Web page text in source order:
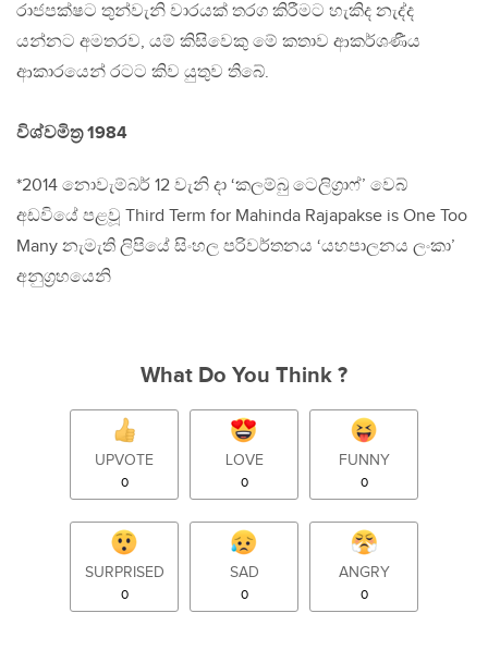
රාජපක්ෂට තුන්වැනි වාරයක් තරග කිරීමට හැකිද නැද්ද
යන්නට අමතරව, යම් කිසිවෙකු මේ කතාව ආකර්ශණීය
ආකාරයෙන් රටට කිව යුතුව තිබේ.
විශ්වමිත‍්‍ර 1984
*2014 නොවැම්බර් 12 වැනි දා ‘කලම්බු ටෙලිග‍්‍රාෆ්’ වෙබ්
අඩවියේ පළවූ Third Term for Mahinda Rajapakse is One Too
Many නැමැති ලිපියේ සිංහල පරිවර්තනය ‘යහපාලනය ලංකා’
අනුග‍්‍රහයෙනි
What Do You Think ?
UPVOTE
0
LOVE
0
FUNNY
0
SURPRISED
0
SAD
0
ANGRY
0